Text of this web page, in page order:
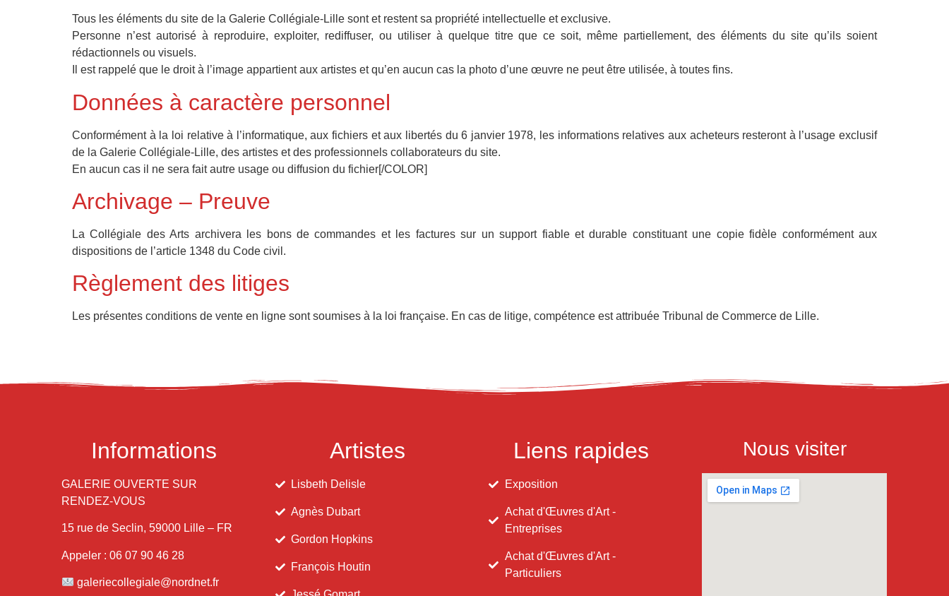
Tous les éléments du site de la Galerie Collégiale-Lille sont et restent sa propriété intellectuelle et exclusive.
Personne n’est autorisé à reproduire, exploiter, rediffuser, ou utiliser à quelque titre que ce soit, même partiellement, des éléments du site qu’ils soient
rédactionnels ou visuels.
Il est rappelé que le droit à l’image appartient aux artistes et qu’en aucun cas la photo d’une œuvre ne peut être utilisée, à toutes fins.
Données à caractère personnel
Conformément à la loi relative à l’informatique, aux fichiers et aux libertés du 6 janvier 1978, les informations relatives aux acheteurs resteront à l’usage exclusif
de la Galerie Collégiale-Lille, des artistes et des professionnels collaborateurs du site.
En aucun cas il ne sera fait autre usage ou diffusion du fichier[/COLOR]
Archivage – Preuve
La Collégiale des Arts archivera les bons de commandes et les factures sur un support fiable et durable constituant une copie fidèle conformément aux
dispositions de l’article 1348 du Code civil.
Règlement des litiges
Les présentes conditions de vente en ligne sont soumises à la loi française. En cas de litige, compétence est attribuée Tribunal de Commerce de Lille.
Informations
GALERIE OUVERTE SUR
RENDEZ-VOUS
15 rue de Seclin, 59000 Lille – FR
Appeler : 06 07 90 46 28
galeriecollegiale@nordnet.fr
Artistes
Lisbeth Delisle
Agnès Dubart
Gordon Hopkins
François Houtin
Liens rapides
Exposition
Achat d'Œuvres d'Art -
Entreprises
Achat d'Œuvres d'Art -
Particuliers
Nous visiter